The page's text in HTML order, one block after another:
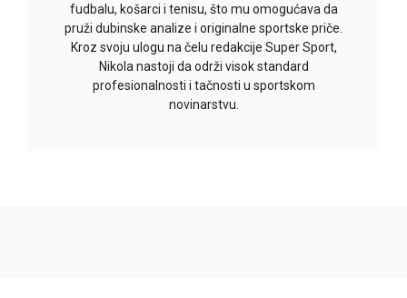
fudbalu, košarci i tenisu, što mu omogućava da
pruži dubinske analize i originalne sportske priče.
Kroz svoju ulogu na čelu redakcije Super Sport,
Nikola nastoji da održi visok standard
profesionalnosti i tačnosti u sportskom
novinarstvu.